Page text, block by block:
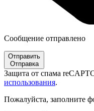
Сообщение отправлено
Отправить
Отправка
Защита от спама
использования.
Пожалуйста, заполните